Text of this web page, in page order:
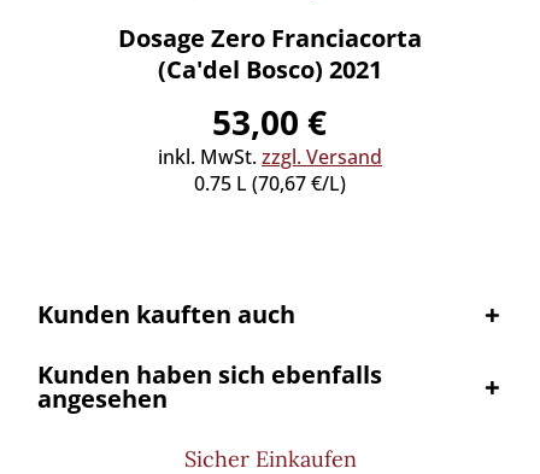
Dosage Zero Franciacorta
(Ca'del Bosco) 2021
53,00 €
inkl. MwSt.zzgl. Versand
0.75 L (70,67 €/L)
Kunden kauften auch
Kunden haben sich ebenfalls
angesehen
Sicher Einkaufen